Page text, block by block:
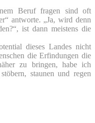
Beruf fragen sind oft
antworte. „Ja, wird denn
ist dann meistens die
dieses Landes nicht
die Erfindungen die
zu bringen, habe ich
staunen und regen